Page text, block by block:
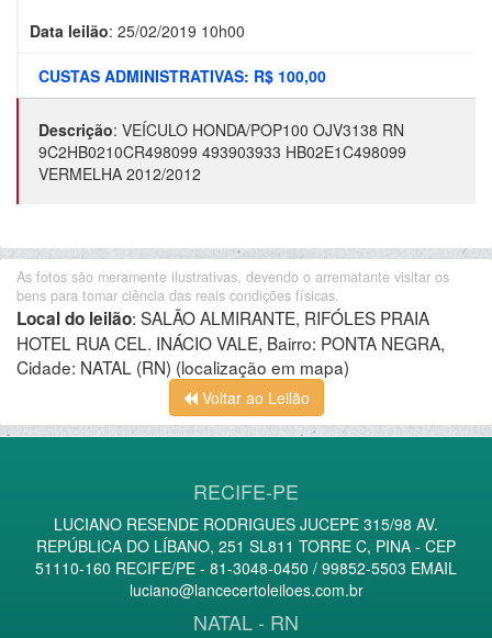
Data leilão: 25/02/2019 10h00
CUSTAS ADMINISTRATIVAS: R$ 100,00
Descrição: VEÍCULO HONDA/POP100 OJV3138 RN
9C2HB0210CR498099 493903933 HB02E1C498099
VERMELHA 2012/2012
As fotos são meramente ilustrativas, devendo o arrematante visitar os
bens para tomar ciência das reais condições físicas.
Local do leilão: SALÃO ALMIRANTE, RIFÓLES PRAIA
HOTEL RUA CEL. INÁCIO VALE, Bairro: PONTA NEGRA,
Cidade: NATAL (RN) (localização em mapa)
Voltar ao Leilão
RECIFE-PE
LUCIANO RESENDE RODRIGUES JUCEPE 315/98 AV.
REPÚBLICA DO LÍBANO, 251 SL811 TORRE C, PINA - CEP
51110-160 RECIFE/PE - 81-3048-0450 / 99852-5503 EMAIL
luciano@lancecertoleiloes.com.br
NATAL - RN